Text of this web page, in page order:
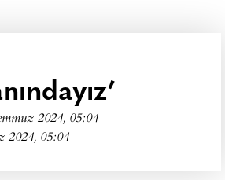
2024, 05:04
2024, 05:04